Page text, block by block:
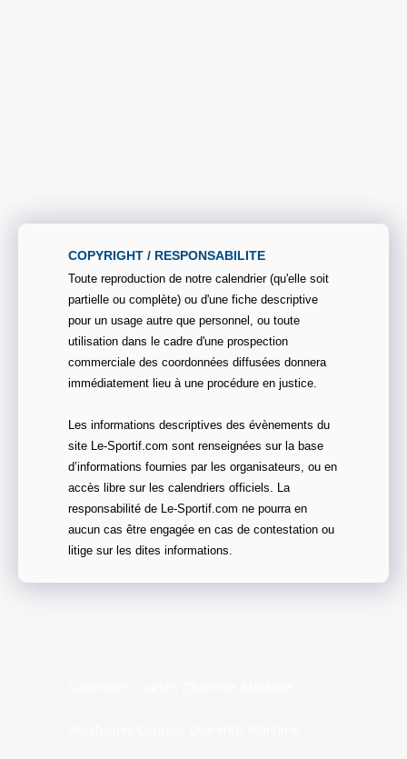
COPYRIGHT / RESPONSABILITE
Toute reproduction de notre calendrier (qu'elle soit
partielle ou complète) ou d'une fiche descriptive
pour un usage autre que personnel, ou toute
utilisation dans le cadre d'une prospection
commerciale des coordonnées diffusées donnera
immédiatement lieu à une procédure en justice.
Les informations descriptives des évènements du
site Le-Sportif.com sont renseignées sur la base
d’informations fournies par les organisateurs, ou en
accès libre sur les calendriers officiels. La
responsabilité de Le-Sportif.com ne pourra en
aucun cas être engagée en cas de contestation ou
litige sur les dites informations.